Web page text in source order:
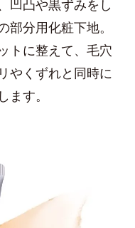
凹凸や黒ずみをし
分用化粧下地。
トに整えて、毛穴
やくずれと同時に
す。